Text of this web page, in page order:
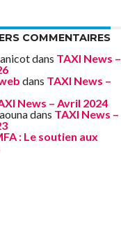
COMMENTAIRES
dans TAXI News –
dans TAXI News –
News – Avril 2024
dans TAXI News –
: Le soutien aux